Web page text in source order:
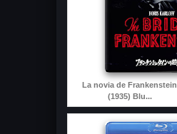
La novia de Frankenstein
(1935) Blu...